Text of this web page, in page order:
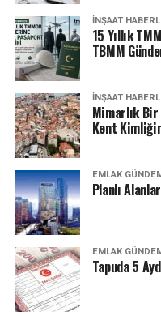
İNŞAAT
15 Yıllık
TBMM
İNŞAAT
Mimarlık
Kent
EMLAK
Planlı
EMLAK
Tapuda 5